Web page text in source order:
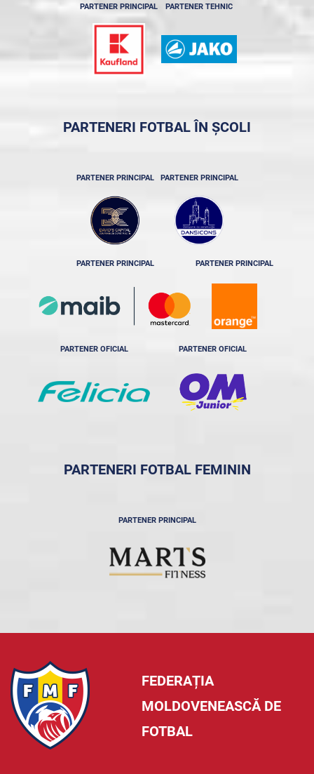
PARTENER PRINCIPAL PARTENER TEHNIC
PARTENERI FOTBAL ÎN ȘCOLI
PARTENER PRINCIPAL PARTENER PRINCIPAL
PARTENER PRINCIPAL PARTENER PRINCIPAL
PARTENER OFICIAL PARTENER OFICIAL
PARTENERI FOTBAL FEMININ
PARTENER PRINCIPAL
FEDERAȚIA
MOLDOVENEASCĂ DE
FOTBAL